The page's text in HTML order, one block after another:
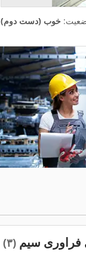
خوب (دست دوم)
سیم (۳)